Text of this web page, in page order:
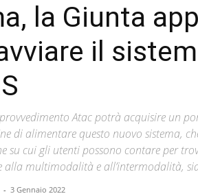
la Giunta
il
Atac potrà acquisire un
di alimentare questo nuovo sistema,
su cui gli utenti possono contare per
alla multimodalità e all’intermodalità,
- 3 Gennaio 2022